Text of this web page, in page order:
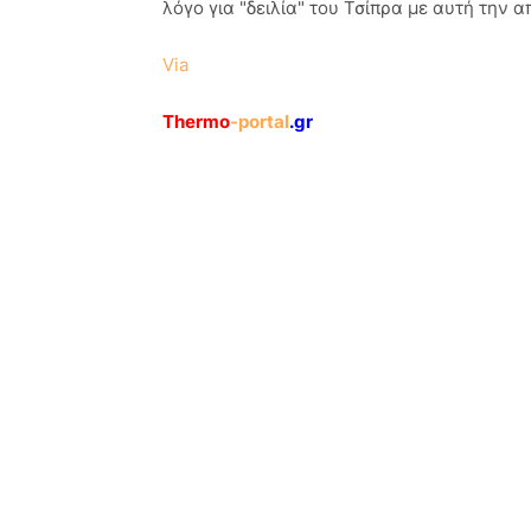
λόγο για "δειλία" του Τσίπρα με αυτή την
Via
Thermo-portal.gr